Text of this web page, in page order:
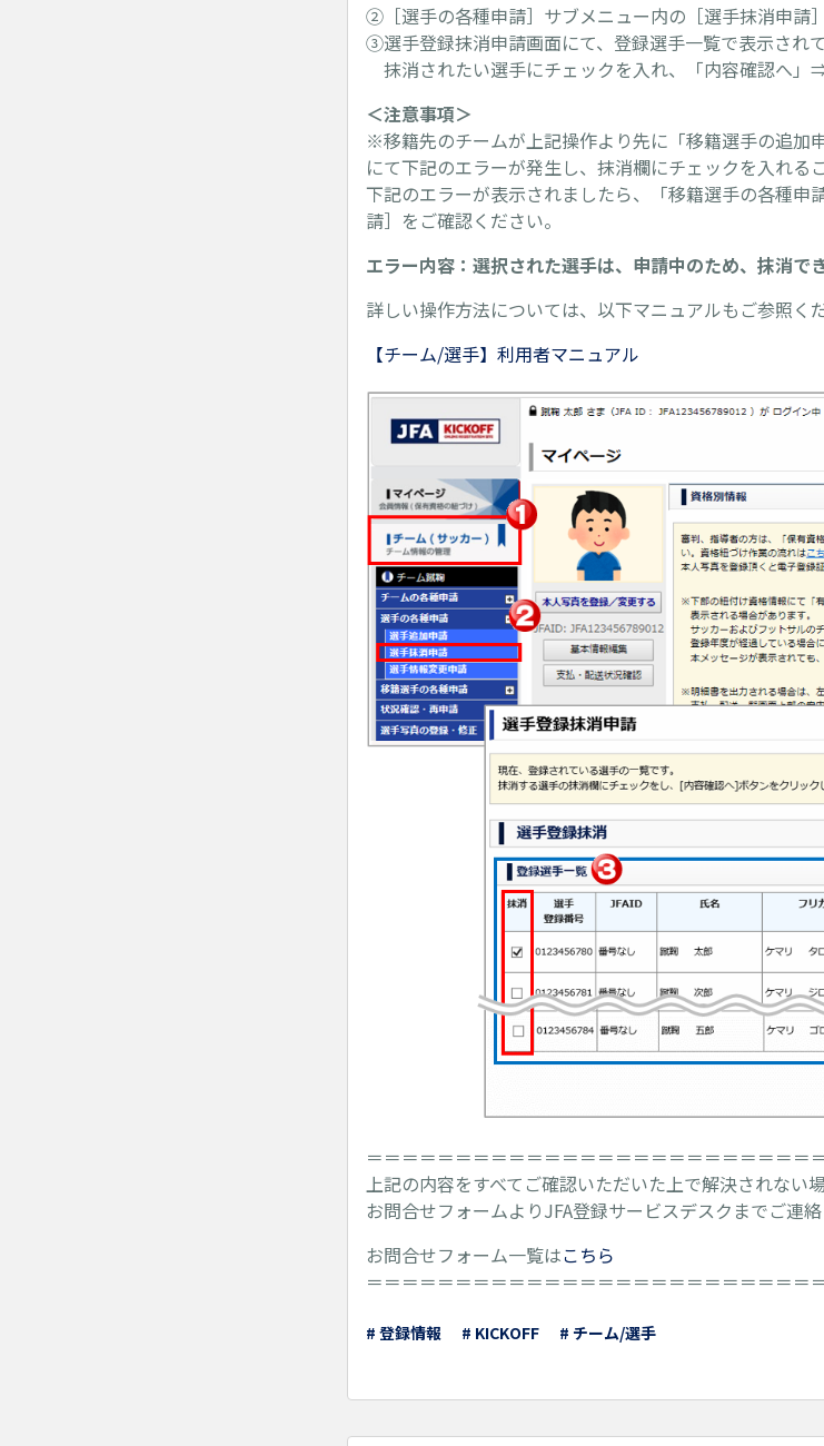
②［選手の各種申請］サブメニュー内の［選手抹消申請］
③選手登録抹消申請画面にて、登録選手一覧で表示されて
抹消されたい選手にチェックを入れ、「内容確認へ」
＜注意事項＞
※移籍先のチームが上記操作より先に「移籍選手の追
にて下記のエラーが発生し、抹消欄にチェックを入れる
下記のエラーが表示されましたら、「移籍選手の各種申
請］をご確認ください。
エラー内容：選択された選手は、申請中のため、抹消で
詳しい操作方法については、以下マニュアルもご参照く
【チーム/選手】利用者マニュアル
＝＝＝＝＝＝＝＝＝＝＝＝＝＝＝＝＝＝＝＝＝＝＝＝＝
上記の内容をすべてご確認いただいた上で解決されない場
お問合せフォームよりJFA登録サービスデスクまでご連絡
お問合せフォーム一覧はこちら
＝＝＝＝＝＝＝＝＝＝＝＝＝＝＝＝＝＝＝＝＝＝＝＝＝
# 登録情報 # KICKOFF # チーム/選手